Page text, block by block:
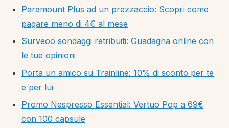
Paramount Plus ad un prezzaccio: Scopri come
pagare meno di 4€ al mese
Surveoo sondaggi retribuiti: Guadagna online con
le tue opinioni
Porta un amico su Trainline: 10% di sconto per te
e per lui
Promo Nespresso Essential: Vertuo Pop a 69€
con 100 capsule